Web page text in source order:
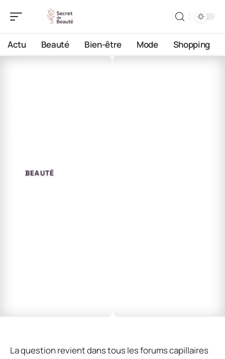
Actu Beauté Bien-être Mode Shopping
BEAUTÉ
La question revient dans tous les forums capillaires